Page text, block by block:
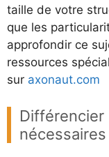
taille de votre
que les
approfondir ce
ressources
sur axonaut.com